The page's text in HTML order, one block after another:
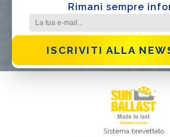
Rimani sempre
ISCRIVITI ALLA
Sistema brevettato